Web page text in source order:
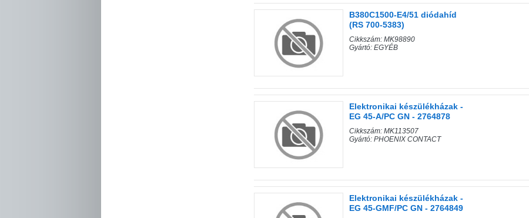
B380C1500-E4/51 diódahíd
(RS 700-5383)
Cikkszám: MK98890
Gyártó: EGYÉB
Elektronikai készülékházak -
EG 45-A/PC GN - 2764878
Cikkszám: MK113507
Gyártó: PHOENIX CONTACT
Elektronikai készülékházak -
EG 45-GMF/PC GN - 2764849